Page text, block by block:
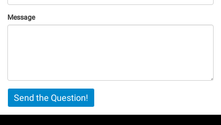
Message
Vertical
Tabs
Send the Question!